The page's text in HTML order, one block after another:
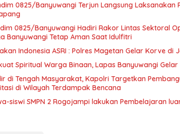
0825/Banyuwangi Terjun Langsung Laksanakan
0825/Banyuwangi Hadiri Rakor Lintas Sektoral
Banyuwangi Tetap Aman Saat Idulfitri
Indonesia ASRI : Polres Magetan Gelar Korve di
Spiritual Warga Binaan, Lapas Banyuwangi
di Tengah Masyarakat, Kapolri Targetkan
di Wilayah Terdampak Bencana
siswi SMPN 2 Rogojampi lakukan Pembelajaran